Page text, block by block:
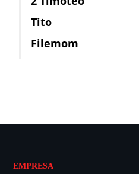
Tito
Filemom
EMPRESA